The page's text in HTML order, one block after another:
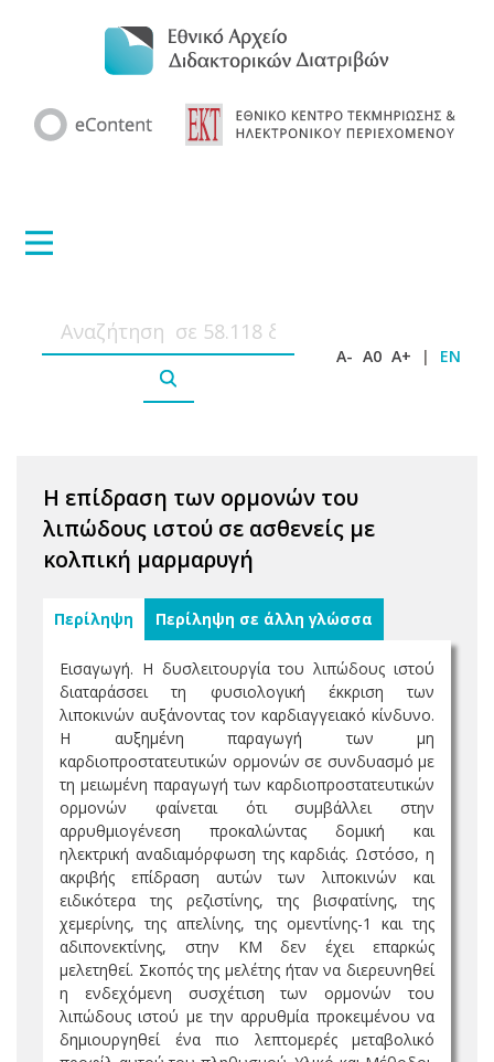
A- A0 A+ | EN
Η επίδραση των ορμονών του
λιπώδους ιστού σε ασθενείς με
κολπική μαρμαρυγή
Περίληψη Περίληψη σε άλλη γλώσσα
Εισαγωγή. Η δυσλειτουργία του λιπώδους ιστού
διαταράσσει τη φυσιολογική έκκριση των
λιποκινών αυξάνοντας τον καρδιαγγειακό κίνδυνο.
Η αυξημένη παραγωγή των μη
καρδιοπροστατευτικών ορμονών σε συνδυασμό με
τη μειωμένη παραγωγή των καρδιοπροστατευτικών
ορμονών φαίνεται ότι συμβάλλει στην
αρρυθμιογένεση προκαλώντας δομική και
ηλεκτρική αναδιαμόρφωση της καρδιάς. Ωστόσο, η
ακριβής επίδραση αυτών των λιποκινών και
ειδικότερα της ρεζιστίνης, της βισφατίνης, της
χεμερίνης, της απελίνης, της ομεντίνης-1 και της
αδιπονεκτίνης, στην ΚΜ δεν έχει επαρκώς
μελετηθεί. Σκοπός της μελέτης ήταν να διερευνηθεί
η ενδεχόμενη συσχέτιση των ορμονών του
λιπώδους ιστού με την αρρυθμία προκειμένου να
δημιουργηθεί ένα πιο λεπτομερές μεταβολικό